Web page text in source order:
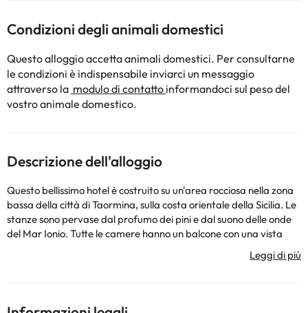
Condizioni degli animali domestici
Questo alloggio accetta animali domestici. Per consultarne
le condizioni è indispensabile inviarci un messaggio
attraverso la modulo di contatto informandoci sul peso del
vostro animale domestico.
Descrizione dell'alloggio
Questo bellissimo hotel è costruito su un'area rocciosa nella zona
bassa della città di Taormina, sulla costa orientale della Sicilia. Le
stanze sono pervase dal profumo dei pini e dal suono delle onde
del Mar Ionio. Tutte le camere hanno un balcone con una vista
incredibile sul mare o sul giardino. Gli ospiti potranno gustare i
piatti dei suoi tre ristoranti, che servono cucina tradizionale
privata dispone di lettini, ombrelloni e teli mare. C'è anche una